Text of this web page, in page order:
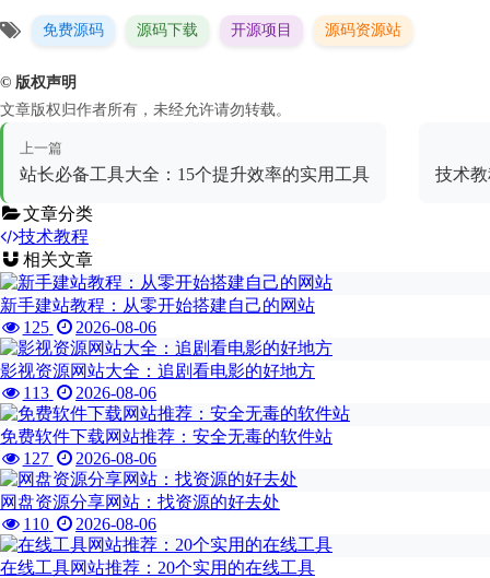
免费源码 源码下载 开源项目 源码资源站
© 版权声明
文章版权归作者所有，未经允许请勿转载。
上一篇
站长必备工具大全：15个提升效率的实用工具 技术
文章分类
技术教程
相关文章
新手建站教程：从零开始搭建自己的网站
125
2026-08-06
影视资源网站大全：追剧看电影的好地方
113
2026-08-06
免费软件下载网站推荐：安全无毒的软件站
127
2026-08-06
网盘资源分享网站：找资源的好去处
110
2026-08-06
在线工具网站推荐：20个实用的在线工具